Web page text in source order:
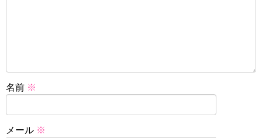
名前 ※
メール ※